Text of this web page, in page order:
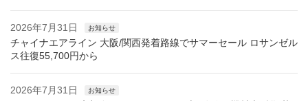
2026年7月31日 お知らせ
チャイナエアライン 大阪/関西発着路線でサマーセール ロサンゼル
ス往復55,700円から
2026年7月31日 お知らせ